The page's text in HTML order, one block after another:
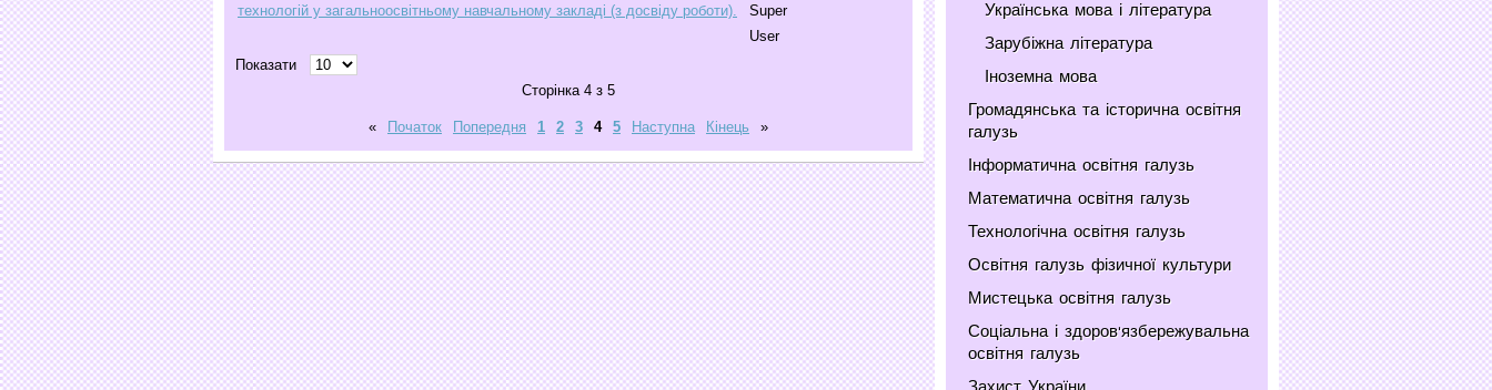
технологій у загальноосвітньому навчальному закладі (з досвіду роботи).
Super
User
Показати
Сторінка 4 з 5
« Початок Попередня 1 2 3 4 5 Наступна Кінець »
Українська мова і література
Зарубіжна література
Іноземна мова
Громадянська та історична освітня
галузь
Інформатична освітня галузь
Математична освітня галузь
Технологічна освітня галузь
Освітня галузь фізичної культури
Мистецька освітня галузь
Соціальна і здоров'язбережувальна
освітня галузь